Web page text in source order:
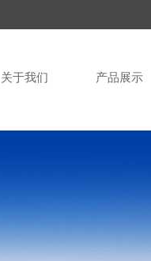
关于我们 产品展示